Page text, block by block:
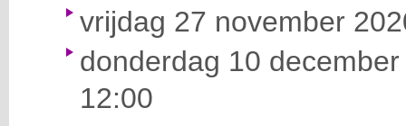
vrijdag 27 november
donderdag 10
12:00